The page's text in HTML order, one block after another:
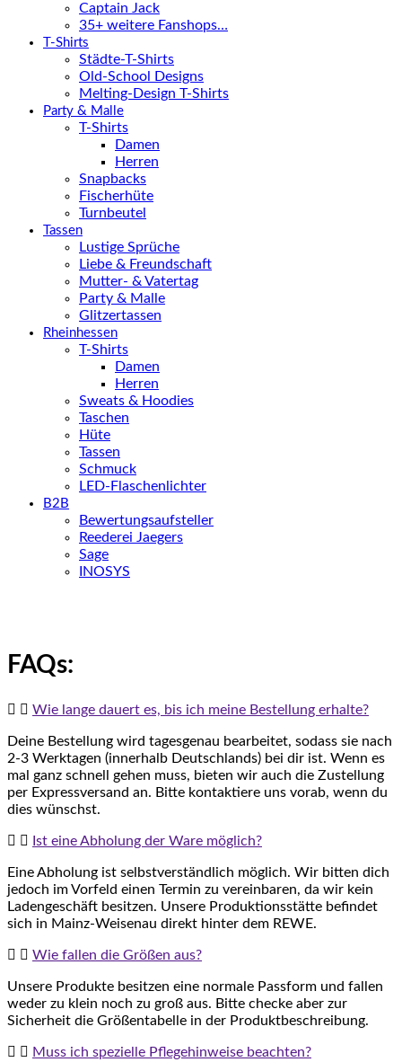
Captain Jack
35+ weitere Fanshops…
T-Shirts
Städte-T-Shirts
Old-School Designs
Melting-Design T-Shirts
Party & Malle
T-Shirts
Damen
Herren
Snapbacks
Fischerhüte
Turnbeutel
Tassen
Lustige Sprüche
Liebe & Freundschaft
Mutter- & Vatertag
Party & Malle
Glitzertassen
Rheinhessen
T-Shirts
Damen
Herren
Sweats & Hoodies
Taschen
Hüte
Tassen
Schmuck
LED-Flaschenlichter
B2B
Bewertungsaufsteller
Reederei Jaegers
Sage
INOSYS
FAQs:
Wie lange dauert es, bis ich meine Bestellung erhalte?
Deine Bestellung wird tagesgenau bearbeitet, sodass sie nach
2-3 Werktagen (innerhalb Deutschlands) bei dir ist. Wenn es
mal ganz schnell gehen muss, bieten wir auch die Zustellung
per Expressversand an. Bitte kontaktiere uns vorab, wenn du
dies wünschst.
Ist eine Abholung der Ware möglich?
Eine Abholung ist selbstverständlich möglich. Wir bitten dich
jedoch im Vorfeld einen Termin zu vereinbaren, da wir kein
Ladengeschäft besitzen. Unsere Produktionsstätte befindet
sich in Mainz-Weisenau direkt hinter dem REWE.
Wie fallen die Größen aus?
Unsere Produkte besitzen eine normale Passform und fallen
weder zu klein noch zu groß aus. Bitte checke aber zur
Sicherheit die Größentabelle in der Produktbeschreibung.
Muss ich spezielle Pflegehinweise beachten?